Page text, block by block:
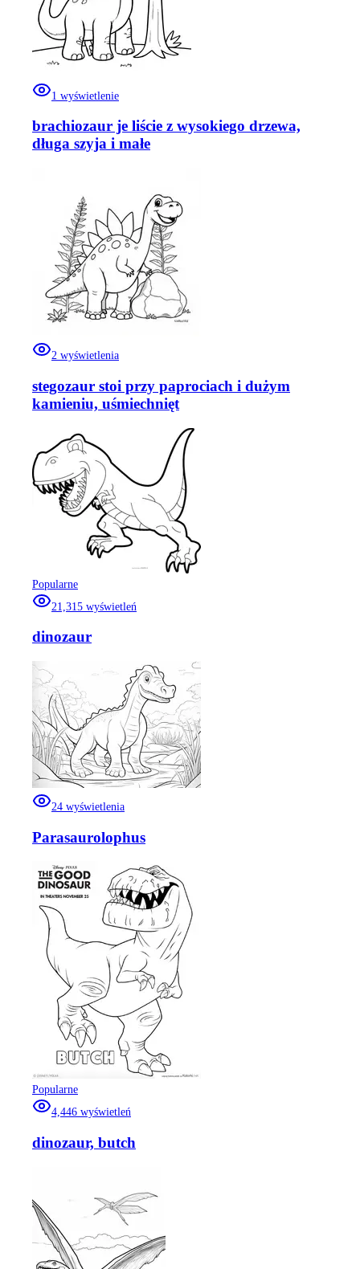
1 wyświetlenie
brachiozaur je liście z wysokiego drzewa,
długa szyja i małe
2 wyświetlenia
stegozaur stoi przy paprociach i dużym
kamieniu, uśmiechnięt
Popularne
21,315 wyświetleń
dinozaur
24 wyświetlenia
Parasaurolophus
Popularne
4,446 wyświetleń
dinozaur, butch